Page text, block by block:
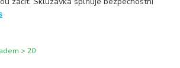
> 20